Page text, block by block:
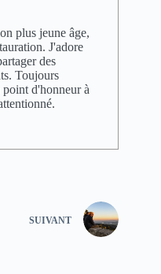
plus jeune âge,
J'adore
des
Toujours
point d'honneur à
SUIVANT